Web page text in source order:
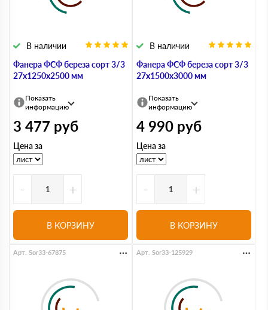
Фанера ФСФ береза сорт 3/3
27х1250х2500 мм
В наличии
Показать
информацию
3 477 руб
Цена за
- +
В КОРЗИНУ
Фанера ФСФ береза сорт 3/3
27х1500х3000 мм
В наличии
Показать
информацию
4 990 руб
Цена за
- +
В КОРЗИНУ
Арт. Sor33-67875 Арт. Sor33-125929